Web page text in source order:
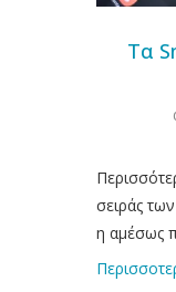
Τα
σειράς
η αμέσως